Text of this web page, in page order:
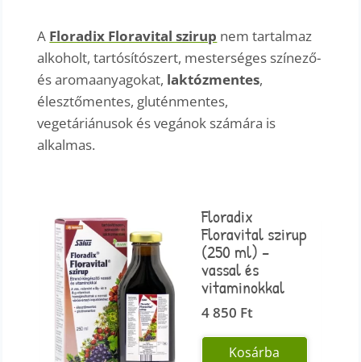
A Floradix Floravital szirup nem tartalmaz
alkoholt, tartósítószert, mesterséges színező-
és aromaanyagokat, laktózmentes,
élesztőmentes, gluténmentes,
vegetáriánusok és vegánok számára is
alkalmas.
Floradix
Floravital szirup
(250 ml) –
vassal és
vitaminokkal
4 850 Ft
Kosárba